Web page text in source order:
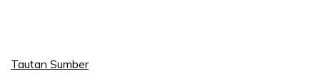
Tautan Sumber